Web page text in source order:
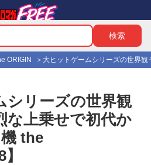
ORIGIN 大ヒットゲームシリーズの世界
シリーズの世界観
な上乗せで初代か
the